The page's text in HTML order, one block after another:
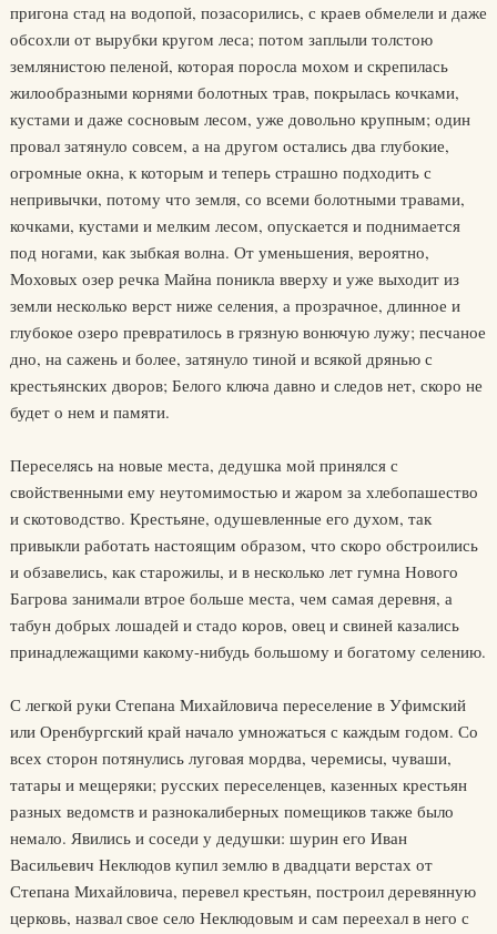
пригона стад на водопой, позасорились, с краев обмелели и даже
обсохли от вырубки кругом леса; потом заплыли толстою
землянистою пеленой, которая поросла мохом и скрепилась
жилообразными корнями болотных трав, покрылась кочками,
кустами и даже сосновым лесом, уже довольно крупным; один
провал затянуло совсем, а на другом остались два глубокие,
огромные окна, к которым и теперь страшно подходить с
непривычки, потому что земля, со всеми болотными травами,
кочками, кустами и мелким лесом, опускается и поднимается
под ногами, как зыбкая волна. От уменьшения, вероятно,
Моховых озер речка Майна поникла вверху и уже выходит из
земли несколько верст ниже селения, а прозрачное, длинное и
глубокое озеро превратилось в грязную вонючую лужу; песчаное
дно, на сажень и более, затянуло тиной и всякой дрянью с
крестьянских дворов; Белого ключа давно и следов нет, скоро не
будет о нем и памяти.
Переселясь на новые места, дедушка мой принялся с
свойственными ему неутомимостью и жаром за хлебопашество
и скотоводство. Крестьяне, одушевленные его духом, так
привыкли работать настоящим образом, что скоро обстроились
и обзавелись, как старожилы, и в несколько лет гумна Нового
Багрова занимали втрое больше места, чем самая деревня, а
табун добрых лошадей и стадо коров, овец и свиней казались
принадлежащими какому-нибудь большому и богатому селению.
С легкой руки Степана Михайловича переселение в Уфимский
или Оренбургский край начало умножаться с каждым годом. Со
всех сторон потянулись луговая мордва, черемисы, чуваши,
татары и мещеряки; русских переселенцев, казенных крестьян
разных ведомств и разнокалиберных помещиков также было
немало. Явились и соседи у дедушки: шурин его Иван
Васильевич Неклюдов купил землю в двадцати верстах от
Степана Михайловича, перевел крестьян, построил деревянную
церковь, назвал свое село Неклюдовым и сам переехал в него с